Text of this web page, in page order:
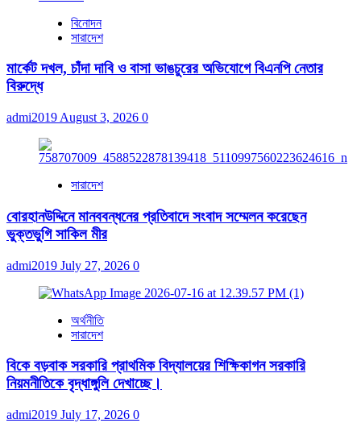
বিনোদন
সারাদেশ
মার্কেট দখল, চাঁদা দাবি ও বাসা ভাঙচুরের অভিযোগে বিএনপি নেতার
বিরুদ্ধে
admi2019 August 3, 2026 0
সারাদেশ
বোরহানউদ্দিনে মানববন্ধনের প্রতিবাদে সংবাদ সম্মেলন করেছেন
ভুক্তভুগি সাকিল মীর
admi2019 July 27, 2026 0
অর্থনীতি
সারাদেশ
বিকে বড়বাক সরকারি প্রাথমিক বিদ্যালয়ের শিক্ষিকাগন সরকারি
নিয়মনীতিকে বৃদ্ধাঙ্গুলি দেখাচ্ছে।
admi2019 July 17, 2026 0